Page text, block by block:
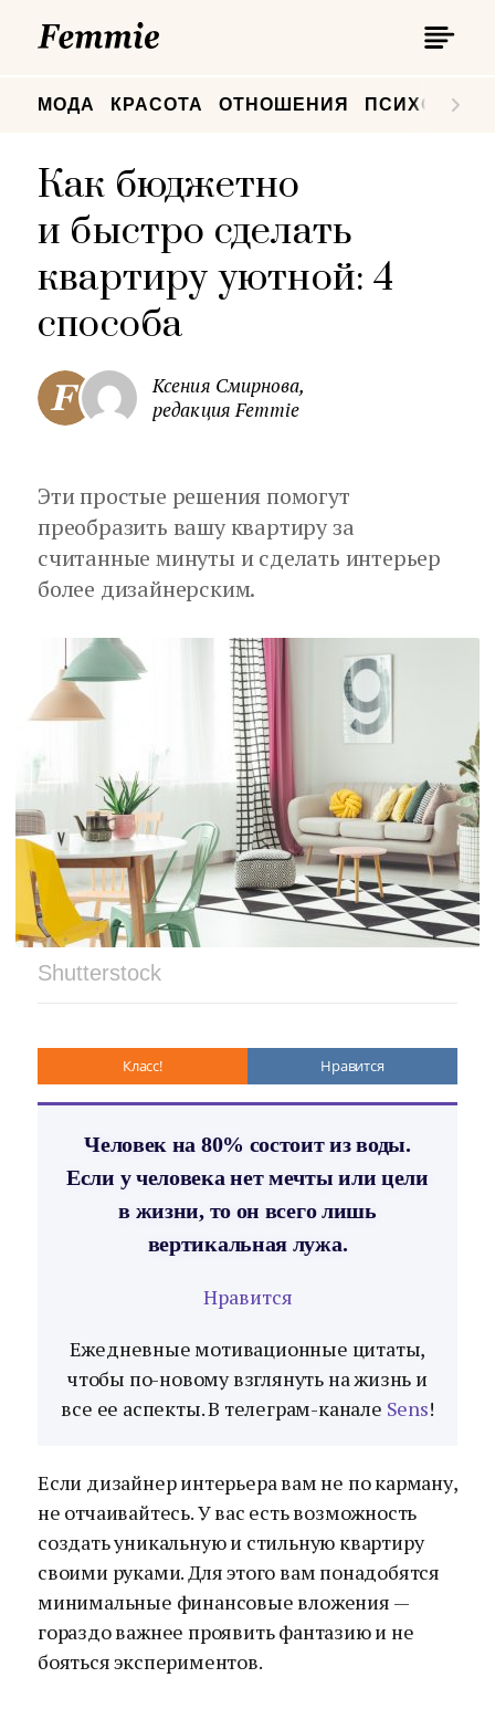
МОДА КРАСОТА ОТНОШЕНИЯ
Как бюджетно
и быстро сделать
квартиру уютной: 4
способа
Ксения Смирнова,
редакция Femmie
Эти простые решения помогут
преобразить вашу квартиру за
считанные минуты и сделать интерьер
более дизайнерским.
Shutterstock
Класс! Нравится
Человек на 80% состоит из воды.
Если у человека нет мечты или цели
в жизни, то он всего лишь
вертикальная лужа.
Нравится
Ежедневные мотивационные цитаты,
чтобы по-новому взглянуть на жизнь и
все ее аспекты. В телеграм-канале Sens!
Если дизайнер интерьера вам не по карману,
не отчаивайтесь. У вас есть возможность
создать уникальную и стильную квартиру
своими руками. Для этого вам понадобятся
минимальные финансовые вложения —
гораздо важнее проявить фантазию и не
бояться экспериментов.